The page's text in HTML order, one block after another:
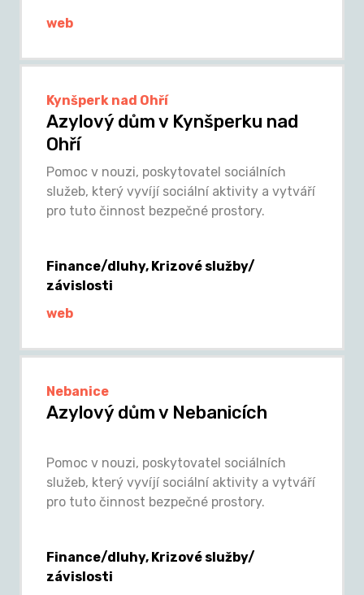
web
Kynšperk nad Ohří
Azylový dům v Kynšperku nad
Ohří
Pomoc v nouzi, poskytovatel sociálních
služeb, který vyvíjí sociální aktivity a vytváří
pro tuto činnost bezpečné prostory.
Finance/dluhy, Krizové služby/
závislosti
web
Nebanice
Azylový dům v Nebanicích
Pomoc v nouzi, poskytovatel sociálních
služeb, který vyvíjí sociální aktivity a vytváří
pro tuto činnost bezpečné prostory.
Finance/dluhy, Krizové služby/
závislosti